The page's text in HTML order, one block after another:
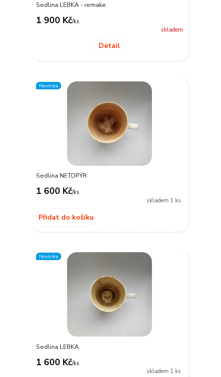
Sedlina LEBKA - remake
1 900 Kč/ks
skladem
Detail
Novinka
Sedlina NETOPÝR
1 600 Kč/ks
skladem 1 ks
Přidat do košíku
Novinka
Sedlina LEBKA
1 600 Kč/ks
skladem 1 ks